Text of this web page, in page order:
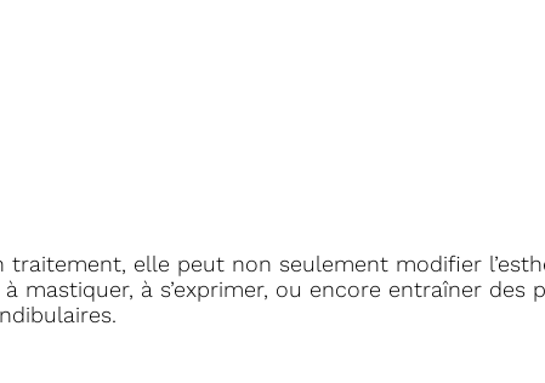
traitement, elle peut non seulement modifier
mastiquer, à s’exprimer, ou encore entraîner des